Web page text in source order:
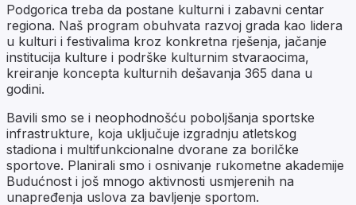
Podgorica treba da postane kulturni i zabavni centar
regiona. Naš program obuhvata razvoj grada kao lidera
u kulturi i festivalima kroz konkretna rješenja, jačanje
institucija kulture i podrške kulturnim stvaraocima,
kreiranje koncepta kulturnih dešavanja 365 dana u
godini.
Bavili smo se i neophodnošću poboljšanja sportske
infrastrukture, koja uključuje izgradnju atletskog
stadiona i multifunkcionalne dvorane za borilčke
sportove. Planirali smo i osnivanje rukometne akademije
Budućnost i još mnogo aktivnosti usmjerenih na
unapređenja uslova za bavljenje sportom.